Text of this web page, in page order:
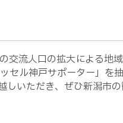
交流人口の拡大による地
ル神戸サポーター」を
いただき、ぜひ新潟市